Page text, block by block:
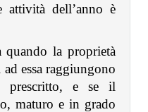
dell’anno è
la proprietà
essa raggiungono
prescritto, e se il
maturo e in grado